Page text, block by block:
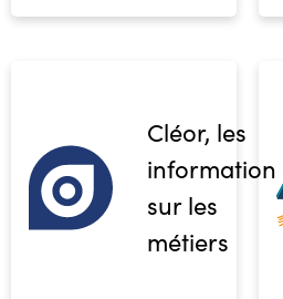
Cléor, les
sur les
métiers